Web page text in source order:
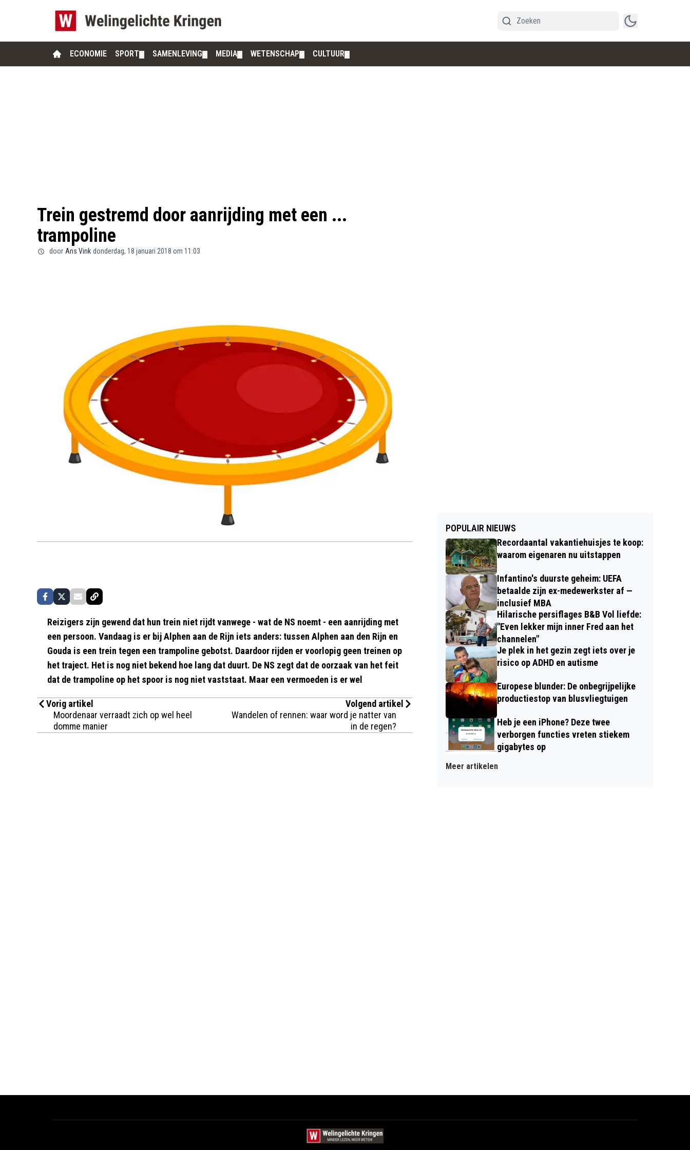
ECONOMIE SPORT SAMENLEVING MEDIA WETENSCHAP CULTUUR
Trein gestremd door aanrijding met een ...
trampoline
door Ans Vink donderdag, 18 januari 2018 om 11:03
Reizigers zijn gewend dat hun trein niet rijdt vanwege - wat de NS noemt - een aanrijding met
een persoon. Vandaag is er bij Alphen aan de Rijn iets anders: tussen Alphen aan den Rijn en
Gouda is een trein tegen een trampoline gebotst. Daardoor rijden er voorlopig geen treinen op
het traject. Het is nog niet bekend hoe lang dat duurt. De NS zegt dat de oorzaak van het feit
dat de trampoline op het spoor is nog niet vaststaat. Maar een vermoeden is er wel
Vorig artikel
Moordenaar verraadt zich op wel heel
domme manier
Volgend artikel
Wandelen of rennen: waar word je natter van
in de regen?
POPULAIR NIEUWS
Recordaantal vakantiehuisjes te koop:
waarom eigenaren nu uitstappen
Infantino's duurste geheim: UEFA
betaalde zijn ex-medewerkster af —
inclusief MBA
Hilarische persiflages B&B Vol liefde:
"Even lekker mijn inner Fred aan het
channelen"
Je plek in het gezin zegt iets over je
risico op ADHD en autisme
Europese blunder: De onbegrijpelijke
productiestop van blusvliegtuigen
Heb je een iPhone? Deze twee
verborgen functies vreten stiekem
gigabytes op
Meer artikelen